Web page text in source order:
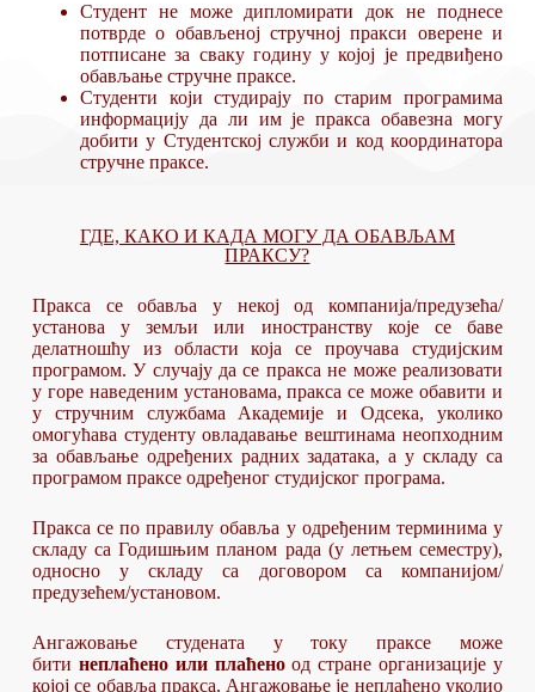
Студент не може дипломирати док не поднесе
потврде о обављеној стручној пракси оверене и
потписане за сваку годину у којој је предвиђено
обављање стручне праксе.
Студенти који студирају по старим програмима
информацију да ли им је пракса обавезна могу
добити у Студентској служби и код координатора
стручне праксе.
ГДЕ, КАКО И КАДА МОГУ ДА ОБАВЉАМ
ПРАКСУ?
Пракса се обавља у некој од компанија/предузећа/
установа у земљи или иностранству које се баве
делатношћу из области која се проучава студијским
програмом. У случају да се пракса не може реализовати
у горе наведеним установама, пракса се може обавити и
у стручним службама Академије и Одсека, уколико
омогућава студенту овладавање вештинама неопходним
за обављање одређених радних задатака, а у складу са
програмом праксе одређеног студијског програма.
Пракса се по правилу обавља у одређеним терминима у
складу са Годишњим планом рада (у летњем семестру),
односно у складу са договором са компанијом/
предузећем/установом.
Ангажовање студената у току праксе може
бити неплаћено или плаћеноод стране организације у
којој се обавља пракса. Ангажовање је неплаћено уколио